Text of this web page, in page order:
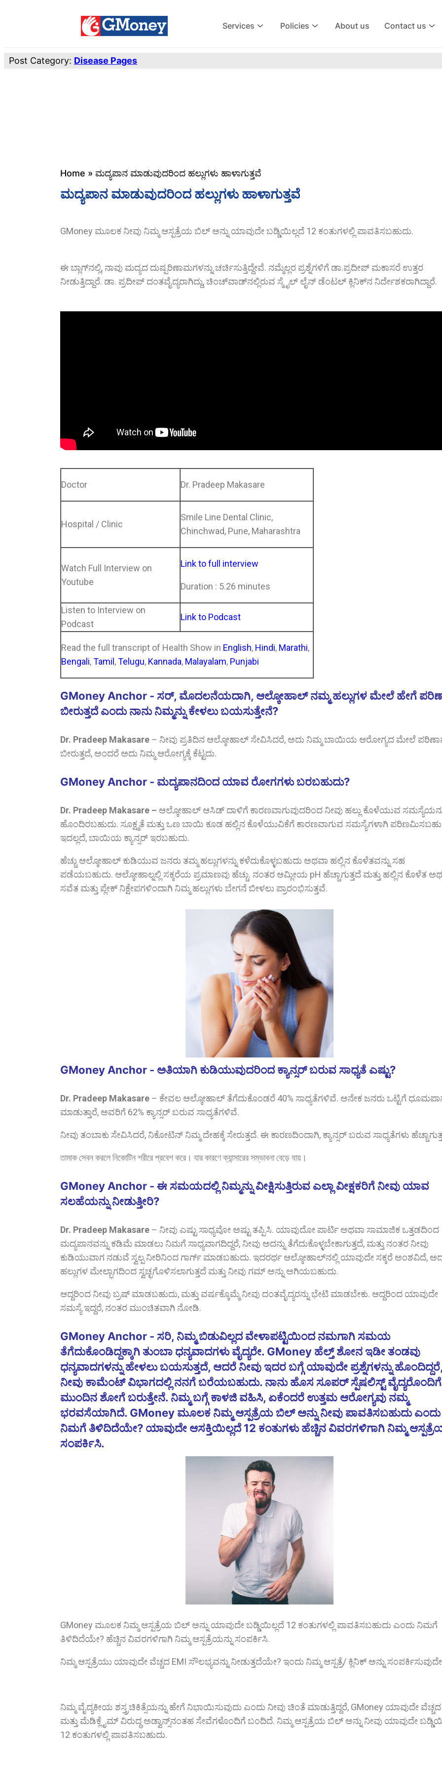
Services Policies About us Contact us
Post Category: Disease Pages
Home » ಮದ್ಯಪಾನ ಮಾಡುವುದರಿಂದ ಹಲ್ಲುಗಳು ಹಾಳಾಗುತ್ತವೆ
ಮದ್ಯಪಾನ ಮಾಡುವುದರಿಂದ ಹಲ್ಲುಗಳು ಹಾಳಾಗುತ್ತವೆ
GMoney ಮೂಲಕ ನೀವು ನಿಮ್ಮ ಆಸ್ಪತ್ರೆಯ ಬಿಲ್ ಅನ್ನು ಯಾವುದೇ ಬಡ್ಡಿಯಿಲ್ಲದೆ 12 ಕಂತುಗಳಲ್ಲಿ ಪಾವತಿಸಬಹುದು.
ಈ ಬ್ಲಾಗ್‌ನಲ್ಲಿ, ನಾವು ಮದ್ಯದ ದುಷ್ಪರಿಣಾಮಗಳನ್ನು ಚರ್ಚಿಸುತ್ತಿದ್ದೇವೆ. ನಮ್ಮೆಲ್ಲರ ಪ್ರಶ್ನೆಗಳಿಗೆ ಡಾ.ಪ್ರದೀಪ್ ಮಕಾಸರೆ ಉತ್ತರ
ನೀಡುತ್ತಿದ್ದಾರೆ. ಡಾ. ಪ್ರದೀಪ್ ದಂತವೈದ್ಯರಾಗಿದ್ದು, ಚಿಂಚ್‌ವಾಡ್‌ನಲ್ಲಿರುವ ಸ್ಮೈಲ್ ಲೈನ್ ಡೆಂಟಲ್ ಕ್ಲಿನಿಕ್‌ನ ನಿರ್ದೇಶಕರಾಗಿದ್ದಾರೆ.
Doctor Dr. Pradeep Makasare
Hospital / Clinic
Smile Line Dental Clinic,
Chinchwad, Pune, Maharashtra
Watch Full Interview on
Youtube
Link to full interview
Duration : 5.26 minutes
Listen to Interview on
Podcast
Link to Podcast
Read the full transcript of Health Show in English, Hindi, Marathi,
Bengali,Tamil ,Telugu, Kannada, Malayalam, Punjabi
GMoney Anchor - ಸರ್, ಮೊದಲನೆಯದಾಗಿ, ಆಲ್ಕೋಹಾಲ್ ನಮ್ಮ ಹಲ್ಲುಗಳ ಮೇಲೆ ಹೇಗೆ
ಬೀರುತ್ತದೆ ಎಂದು ನಾನು ನಿಮ್ಮನ್ನು ಕೇಳಲು ಬಯಸುತ್ತೇನೆ?
Dr. Pradeep Makasare – ನೀವು ಪ್ರತಿದಿನ ಆಲ್ಕೋಹಾಲ್ ಸೇವಿಸಿದರೆ, ಅದು ನಿಮ್ಮ ಬಾಯಿಯ ಆರೋಗ್ಯದ ಮೇಲೆ
ಬೀರುತ್ತದೆ, ಅಂದರೆ ಅದು ನಿಮ್ಮ ಆರೋಗ್ಯಕ್ಕೆ ಕೆಟ್ಟದು.
GMoney Anchor - ಮದ್ಯಪಾನದಿಂದ ಯಾವ ರೋಗಗಳು ಬರಬಹುದು?
Dr. Pradeep Makasare – ಆಲ್ಕೋಹಾಲ್ ಆಸಿಡ್ ದಾಳಿಗೆ ಕಾರಣವಾಗುವುದರಿಂದ ನೀವು ಹಲ್ಲು ಕೊಳೆಯುವ
ಹೊಂದಿರಬಹುದು. ಸೂಕ್ಷ್ಮತೆ ಮತ್ತು ಒಣ ಬಾಯಿ ಕೂಡ ಹಲ್ಲಿನ ಕೊಳೆಯುವಿಕೆಗೆ ಕಾರಣವಾಗುವ ಸಮಸ್ಯೆಗಳಾಗಿ
ಇದಲ್ಲದೆ, ಬಾಯಿಯ ಕ್ಯಾನ್ಸರ್ ಇರಬಹುದು.
ಹೆಚ್ಚು ಆಲ್ಕೋಹಾಲ್ ಕುಡಿಯುವ ಜನರು ತಮ್ಮ ಹಲ್ಲುಗಳನ್ನು ಕಳೆದುಕೊಳ್ಳಬಹುದು ಅಥವಾ ಹಲ್ಲಿನ ಕೊಳೆತವನ್ನು ಸಹ
ಪಡೆಯಬಹುದು. ಆಲ್ಕೋಹಾಲ್ನಲ್ಲಿ ಸಕ್ಕರೆಯ ಪ್ರಮಾಣವು ಹೆಚ್ಚು. ನಂತರ ಆಮ್ಲೀಯ pH ಹೆಚ್ಚಾಗುತ್ತದೆ ಮತ್ತು ಹಲ್ಲಿನ ಕೊಳೆತ
ಸವೆತ ಮತ್ತು ಪ್ಲೇಕ್ ನಿಕ್ಷೇಪಗಳಿಂದಾಗಿ ನಿಮ್ಮ ಹಲ್ಲುಗಳು ಬೇಗನೆ ಬೀಳಲು ಪ್ರಾರಂಭಿಸುತ್ತವೆ.
GMoney Anchor - ಅತಿಯಾಗಿ ಕುಡಿಯುವುದರಿಂದ ಕ್ಯಾನ್ಸರ್ ಬರುವ ಸಾಧ್ಯತೆ ಎಷ್ಟು?
Dr. Pradeep Makasare – ಕೇವಲ ಆಲ್ಕೋಹಾಲ್ ತೆಗೆದುಕೊಂಡರೆ 40% ಸಾಧ್ಯತೆಗಳಿವೆ. ಅನೇಕ ಜನರು ಒಟ್ಟಿಗೆ
ಮಾಡುತ್ತಾರೆ, ಅವರಿಗೆ 62% ಕ್ಯಾನ್ಸರ್ ಬರುವ ಸಾಧ್ಯತೆಗಳಿವೆ.
ನೀವು ತಂಬಾಕು ಸೇವಿಸಿದರೆ, ನಿಕೋಟಿನ್ ನಿಮ್ಮ ದೇಹಕ್ಕೆ ಸೇರುತ್ತದೆ. ಈ ಕಾರಣದಿಂದಾಗಿ, ಕ್ಯಾನ್ಸರ್ ಬರುವ ಸಾಧ್ಯತೆಗಳು
তামাক সেবন করলে নিকোটিন শরীরে প্রবেশ করে। যার কারণে ক্যান্সারের সম্ভাবনা বেড়ে যায়।
GMoney Anchor - ಈ ಸಮಯದಲ್ಲಿ ನಿಮ್ಮನ್ನು ವೀಕ್ಷಿಸುತ್ತಿರುವ ಎಲ್ಲಾ ವೀಕ್ಷಕರಿಗೆ ನೀವು ಯಾವ
ಸಲಹೆಯನ್ನು ನೀಡುತ್ತೀರಿ?
Dr. Pradeep Makasare – ನೀವು ಎಷ್ಟು ಸಾಧ್ಯವೋ ಅಷ್ಟು ತಪ್ಪಿಸಿ. ಯಾವುದೋ ಪಾರ್ಟಿ ಅಥವಾ ಸಾಮಾಜಿಕ ಒತ್ತಡದಿಂದ
ಮದ್ಯಪಾನವನ್ನು ಕಡಿಮೆ ಮಾಡಲು ನಿಮಗೆ ಸಾಧ್ಯವಾಗದಿದ್ದರೆ, ನೀವು ಅದನ್ನು ತೆಗೆದುಕೊಳ್ಳಬೇಕಾಗುತ್ತದೆ, ಮತ್ತು ನಂತರ ನೀವು
ಕುಡಿಯುವಾಗ ನಡುವೆ ಸ್ವಲ್ಪ ನೀರಿನಿಂದ ಗಾರ್ಗ್ ಮಾಡಬಹುದು. ಇದರರ್ಥ ಆಲ್ಕೋಹಾಲ್‌ನಲ್ಲಿ ಯಾವುದೇ ಸಕ್ಕರೆ ಅಂಶವಿದೆ,
ಹಲ್ಲುಗಳ ಮೇಲ್ಭಾಗದಿಂದ ಸ್ವಚ್ಛಗೊಳಿಸಲಾಗುತ್ತದೆ ಮತ್ತು ನೀವು ಗಮ್ ಅನ್ನು ಅಗಿಯಬಹುದು.
ಆದ್ದರಿಂದ ನೀವು ಬ್ರಷ್ ಮಾಡಬಹುದು, ಮತ್ತು ವರ್ಷಕ್ಕೊಮ್ಮೆ ನೀವು ದಂತವೈದ್ಯರನ್ನು ಭೇಟಿ ಮಾಡಬೇಕು. ಆದ್ದರಿಂದ ಯಾವುದೇ
ಸಮಸ್ಯೆ ಇದ್ದರೆ, ನಂತರ ಮುಂಚಿತವಾಗಿ ನೋಡಿ.
GMoney Anchor - ಸರಿ, ನಿಮ್ಮ ಬಿಡುವಿಲ್ಲದ ವೇಳಾಪಟ್ಟಿಯಿಂದ ನಮಗಾಗಿ ಸಮಯ
ತೆಗೆದುಕೊಂಡಿದ್ದಕ್ಕಾಗಿ ತುಂಬಾ ಧನ್ಯವಾದಗಳು ವೈದ್ಯರೇ. GMoney ಹೆಲ್ತ್ ಶೋನ ಇಡೀ ತಂಡವು
ಧನ್ಯವಾದಗಳನ್ನು ಹೇಳಲು ಬಯಸುತ್ತದೆ, ಆದರೆ ನೀವು ಇದರ ಬಗ್ಗೆ ಯಾವುದೇ ಪ್ರಶ್ನೆಗಳನ್ನು
ನೀವು ಕಾಮೆಂಟ್ ವಿಭಾಗದಲ್ಲಿ ನನಗೆ ಬರೆಯಬಹುದು. ನಾನು ಹೊಸ ಸೂಪರ್ ಸ್ಪೆಷಲಿಸ್ಟ್ ವೈದ್ಯರೊಂದಿಗೆ
ಮುಂದಿನ ಶೋಗೆ ಬರುತ್ತೇನೆ. ನಿಮ್ಮ ಬಗ್ಗೆ ಕಾಳಜಿ ವಹಿಸಿ, ಏಕೆಂದರೆ ಉತ್ತಮ ಆರೋಗ್ಯವು ನಮ್ಮ
ಭರವಸೆಯಾಗಿದೆ. GMoney ಮೂಲಕ ನಿಮ್ಮ ಆಸ್ಪತ್ರೆಯ ಬಿಲ್ ಅನ್ನು ನೀವು ಪಾವತಿಸಬಹುದು ಎಂದು
ನಿಮಗೆ ತಿಳಿದಿದೆಯೇ? ಯಾವುದೇ ಆಸಕ್ತಿಯಿಲ್ಲದೆ 12 ಕಂತುಗಳು ಹೆಚ್ಚಿನ ವಿವರಗಳಿಗಾಗಿ ನಿಮ್ಮ
ಸಂಪರ್ಕಿಸಿ.
GMoney ಮೂಲಕ ನಿಮ್ಮ ಆಸ್ಪತ್ರೆಯ ಬಿಲ್ ಅನ್ನು ಯಾವುದೇ ಬಡ್ಡಿಯಿಲ್ಲದೆ 12 ಕಂತುಗಳಲ್ಲಿ ಪಾವತಿಸಬಹುದು ಎಂದು ನಿಮಗೆ
ತಿಳಿದಿದೆಯೇ? ಹೆಚ್ಚಿನ ವಿವರಗಳಿಗಾಗಿ ನಿಮ್ಮ ಆಸ್ಪತ್ರೆಯನ್ನು ಸಂಪರ್ಕಿಸಿ.
ನಿಮ್ಮ ಆಸ್ಪತ್ರೆಯು ಯಾವುದೇ ವೆಚ್ಚದ EMI ಸೌಲಭ್ಯವನ್ನು ನೀಡುತ್ತದೆಯೇ? ಇಂದು ನಿಮ್ಮ ಆಸ್ಪತ್ರೆ/ ಕ್ಲಿನಿಕ್ ಅನ್ನು
ನಿಮ್ಮ ವೈದ್ಯಕೀಯ ಶಸ್ತ್ರಚಿಕಿತ್ಸೆಯನ್ನು ಹೇಗೆ ನಿಭಾಯಿಸುವುದು ಎಂದು ನೀವು ಚಿಂತೆ ಮಾಡುತ್ತಿದ್ದರೆ, GMoney ಯಾವುದೇ ವೆಚ್ಚದ
ಮತ್ತು ಮೆಡಿಕ್ಲೈಮ್ ವಿರುದ್ಧ ಅಡ್ವಾನ್ಸ್‌ನಂತಹ ಸೇವೆಗಳೊಂದಿಗೆ ಬಂದಿದೆ. ನಿಮ್ಮ ಆಸ್ಪತ್ರೆಯ ಬಿಲ್ ಅನ್ನು ನೀವು ಯಾವುದೇ
12 ಕಂತುಗಳಲ್ಲಿ ಪಾವತಿಸಬಹುದು.